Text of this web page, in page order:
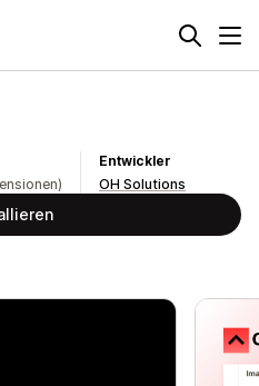
Entwickler
OH Solutions